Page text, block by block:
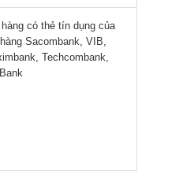
hàng có thẻ tín dụng của
Sacombank, VIB,
Techcombank,